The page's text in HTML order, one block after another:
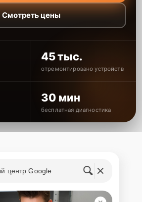
Смотреть цены
45 тыс.
отремонтировано устройств
30 мин
бесплатная диагностика
центр Google